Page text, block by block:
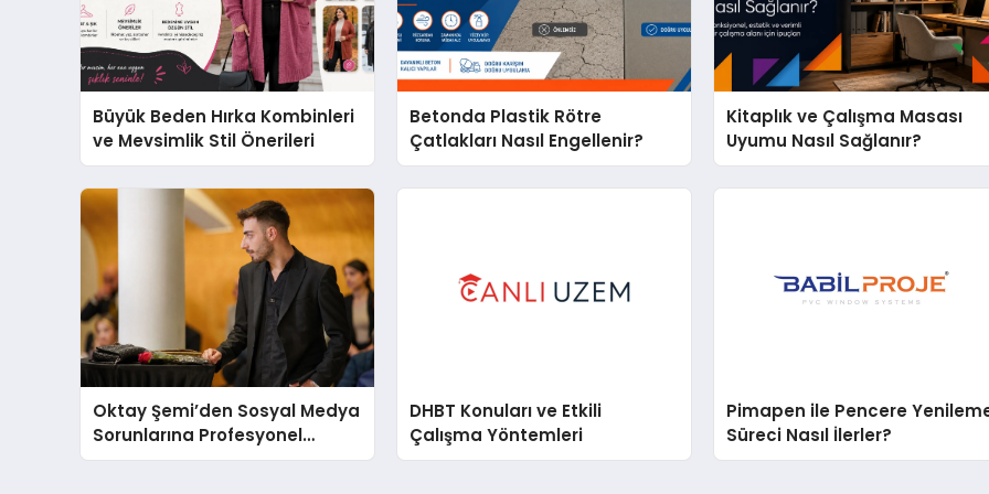
Büyük Beden Hırka Kombinleri
ve Mevsimlik Stil Önerileri
Betonda Plastik Rötre
Çatlakları Nasıl Engellenir?
Kitaplık ve Çalışma Masası
Uyumu Nasıl Sağlanır?
Oktay Şemi’den Sosyal Medya
Sorunlarına Profesyonel
Müdahale ve Hızlı Çözüm
DHBT Konuları ve Etkili
Çalışma Yöntemleri
Pimapen ile Pencere
Süreci Nasıl İlerler?